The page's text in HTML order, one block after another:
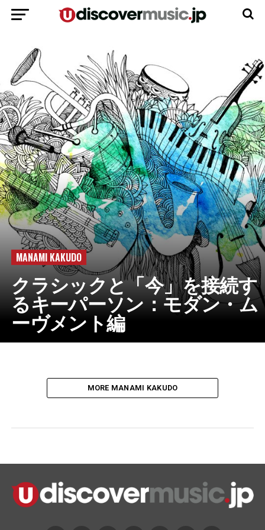
MANAMI KAKUDO
クラシックと「今」を接続す
るキーパーソン：モダン・ム
ーヴメント編
MORE MANAMI KAKUDO